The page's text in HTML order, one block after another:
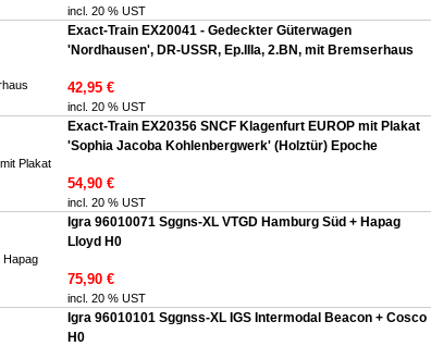
incl. 20 % UST
Exact-Train EX20041 - Gedeckter Güterwagen
'Nordhausen', DR-USSR, Ep.IIIa, 2.BN, mit Bremserhaus
42,95 €
incl. 20 % UST
Exact-Train EX20356 SNCF Klagenfurt EUROP mit Plakat
'Sophia Jacoba Kohlenbergwerk' (Holztür) Epoche
54,90 €
incl. 20 % UST
Igra 96010071 Sggns-XL VTGD Hamburg Süd + Hapag
Lloyd H0
75,90 €
incl. 20 % UST
Igra 96010101 Sggnss-XL IGS Intermodal Beacon + Cosco
H0